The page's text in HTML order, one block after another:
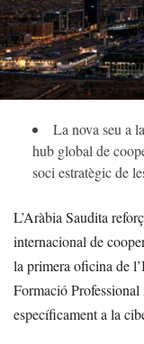
La nova seu a
hub global de
soci estratègic de
L’Aràbia Saudita
internacional de
la primera oficina de
Formació
específicament a la